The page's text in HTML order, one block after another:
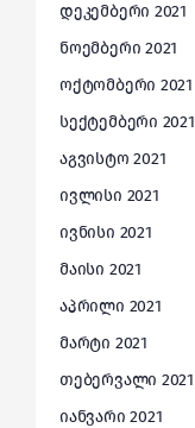
დეკემბერი 2021
ნოემბერი 2021
ოქტომბერი 2021
სექტემბერი 2021
აგვისტო 2021
ივლისი 2021
ივნისი 2021
მაისი 2021
აპრილი 2021
მარტი 2021
თებერვალი 2021
იანვარი 2021